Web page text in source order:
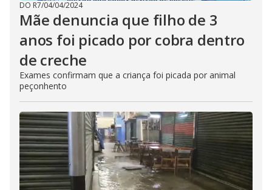
DO R7/04/04/2024
Mãe denuncia que filho de 3
anos foi picado por cobra dentro
de creche
Exames confirmam que a criança foi picada por animal
peçonhento